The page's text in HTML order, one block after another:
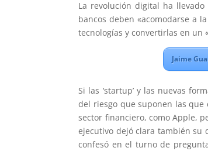
La revolución digital ha
bancos deben «acomodarse a
tecnologías y convertirlas en un
Jaime
Si las ‘startup’ y las nuevas
del riesgo que suponen las que
sector financiero, como Apple,
ejecutivo dejó clara también su
confesó en el turno de